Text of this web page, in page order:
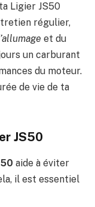
Ligier JS50
régulier,
et du
un carburant
du moteur.
de vie de ta
JS50
aide à éviter
il est essentiel